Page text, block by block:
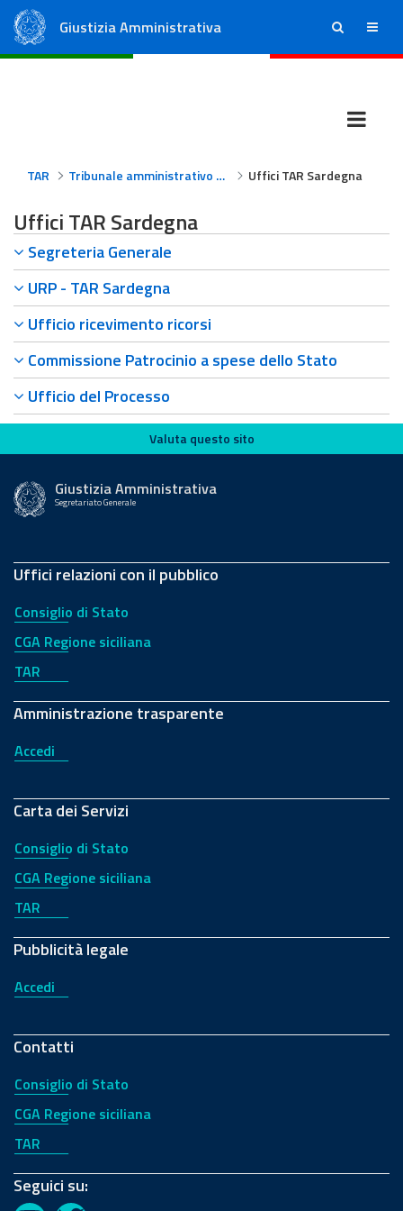
Giustizia Amministrativa ricerca menu
TAR Tribunale amministrativo regionale per la Sardegna Uffici TAR Sardegna
Uffici TAR Sardegna
Segreteria Generale
URP - TAR Sardegna
Ufficio ricevimento ricorsi
Commissione Patrocinio a spese dello Stato
Ufficio del Processo
Valuta questo sito
Valuta questo sito
Giustizia Amministrativa
Segretariato Generale
Uffici relazioni con il pubblico
Consiglio di Stato
CGA Regione siciliana
TAR
Amministrazione trasparente
Accedi
Carta dei Servizi
Consiglio di Stato
CGA Regione siciliana
TAR
Pubblicità legale
Accedi
Contatti
Consiglio di Stato
CGA Regione siciliana
TAR
Seguici su: